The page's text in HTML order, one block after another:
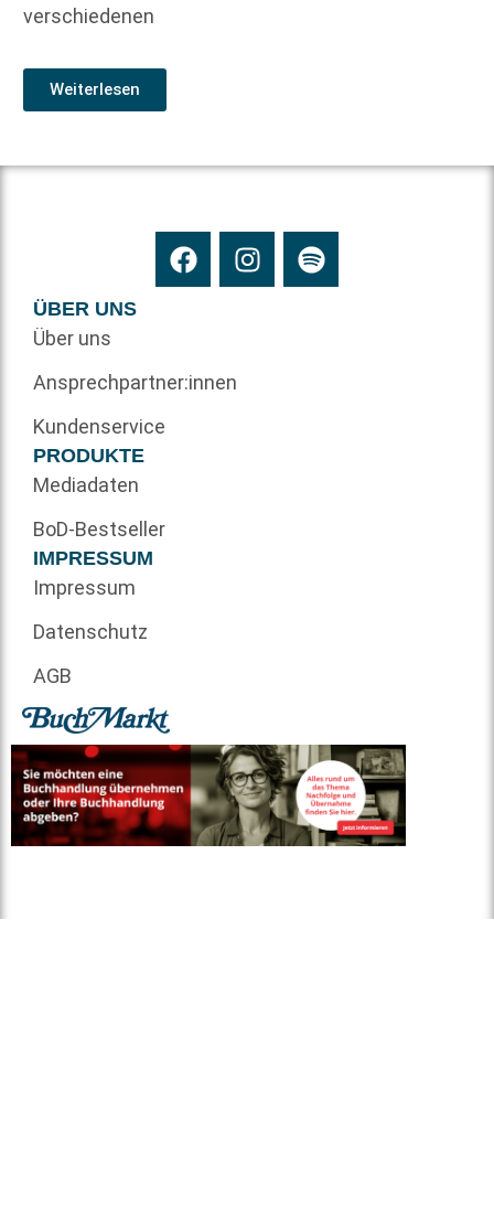
verschiedenen
Weiterlesen
ÜBER UNS
Über uns
Ansprechpartner:innen
Kundenservice
PRODUKTE
Mediadaten
BoD-Bestseller
IMPRESSUM
Impressum
Datenschutz
AGB